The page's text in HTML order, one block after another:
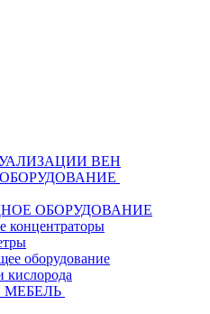
ВЕН
ОБОРУДОВАНИЕ
концентраторы
оборудование
кислорода